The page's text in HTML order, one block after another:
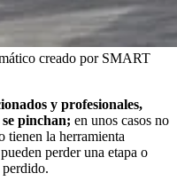
creado por SMART
y profesionales,
pinchan; en unos casos no
tienen la herramienta
perder una etapa o